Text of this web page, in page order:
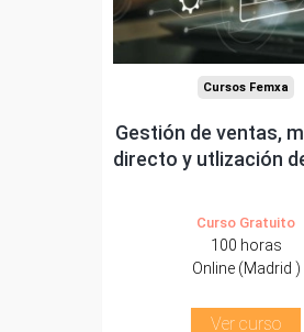
Cursos Femxa
Gestión de ventas,
directo y utlización
Curso Gratuito
100 horas
Online (Madrid )
Ver curso